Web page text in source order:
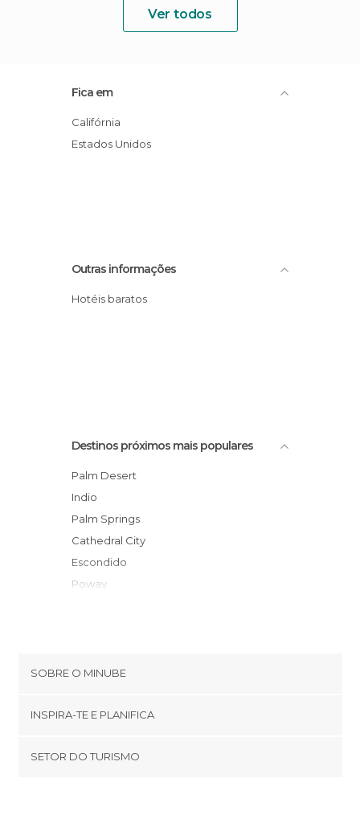
Ver todos
Fica em
Califórnia
Estados Unidos
Outras informações
Hotéis baratos
Destinos próximos mais populares
Palm Desert
Indio
Palm Springs
Cathedral City
Escondido
Poway
San Marcos
Miramar NAS
Carlsbad
SOBRE O MINUBE
Términos e Condições
INSPIRA-TE E PLANIFICA
SETOR DO TURISMO